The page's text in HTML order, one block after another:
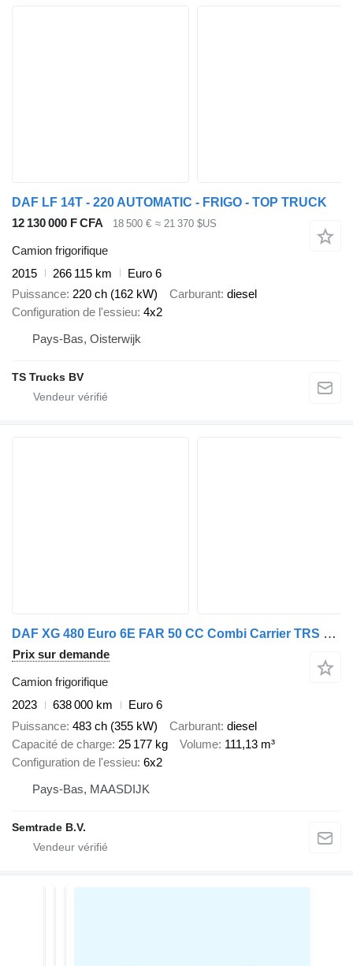
DAF LF 14T - 220 AUTOMATIC - FRIGO - TOP TRUCK
12 130 000 F CFA
18 500 € ≈ 21 370 $US
Camion frigorifique
2015
266 115 km
Euro 6
Puissance 220 ch (162 kW) Carburant diesel
Configuration de l'essieu 4x2
Pays-Bas, Oisterwijk
TS Trucks BV
DAF XG 480 Euro 6E FAR 50 CC Combi Carrier TRS + remorque frigorifique
Prix sur demande
Camion frigorifique
2023
638 000 km
Euro 6
Puissance 483 ch (355 kW) Carburant diesel
Capacité de charge 25 177 kg Volume 111,13 m³
Configuration de l'essieu 6x2
Pays-Bas, MAASDIJK
Semtrade B.V.